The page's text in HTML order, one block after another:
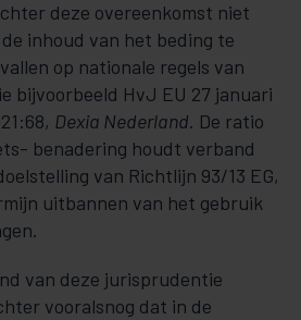
deze overeenkomst niet
inhoud van het beding te
op nationale regels van
bijvoorbeeld HvJ EU 27 januari
Dexia Nederland. De ratio
benadering houdt verband
van Richtlijn 93/13 EG,
uitbannen van het gebruik
van deze jurisprudentie
vooralsnog dat in de